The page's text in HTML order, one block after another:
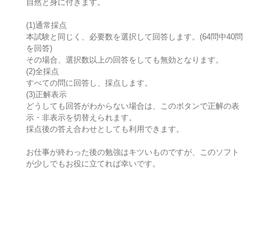
自然と身に付きます。
(1)通常採点
本試験と同じく、必要数を選択して回答します。(64問中40問
を回答)
その場合、選択数以上の回答をしても無効となります。
(2)全採点
すべての問に回答し、採点します。
(3)正解表示
どうしても回答がわからない場合は、このボタンで正解の表
示・非表示を切替えられます。
採点後の答え合わせとしても利用できます。
お仕事が終わった後の勉強はキツいものですが、このソフト
が少しでもお役に立てれば幸いです。